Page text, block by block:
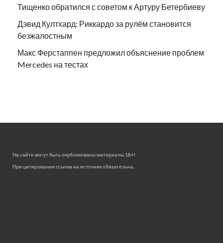
Тищенко обратился с советом к Артуру Бетербиеву
Дэвид Култхард: Риккардо за рулём становится
безжалостным
Макс Ферстаппен предложил объяснение проблем
Mercedes на тестах
На сайте могут быть опубликованы материалы 18+!
При цитировании ссылка на источник обязательна.